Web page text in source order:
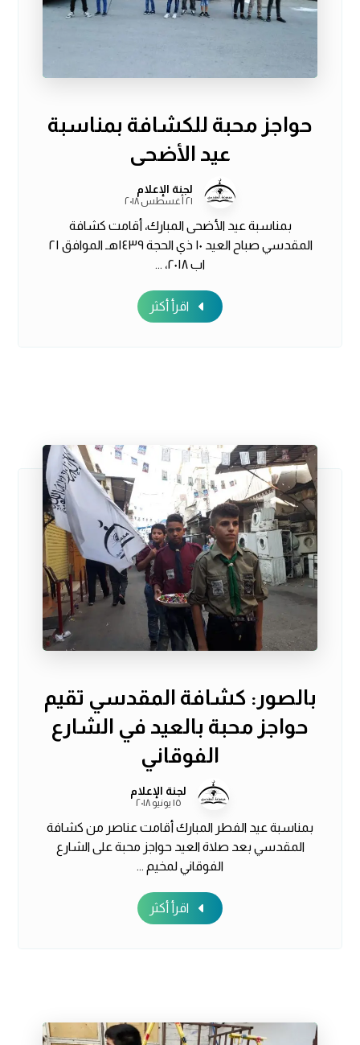
حواجز محبة للكشافة بمناسبة
عيد الأضحى
لجنة الإعلام
٢١ أغسطس ٢٠١٨
بمناسبة عيد الأضحى المبارك، أقامت كشافة
المقدسي صباح العيد ١٠ ذي الحجة ١٤٣٩هـ الموافق ٢١
اب ٢٠١٨، ...
اقرأ أكثر
بالصور: كشافة المقدسي تقيم
حواجز محبة بالعيد في الشارع
الفوقاني
لجنة الإعلام
١٥ يونيو ٢٠١٨
بمناسبة عيد الفطر المبارك أقامت عناصر من كشافة
المقدسي بعد صلاة العيد حواجز محبة على الشارع
الفوقاني لمخيم ...
اقرأ أكثر